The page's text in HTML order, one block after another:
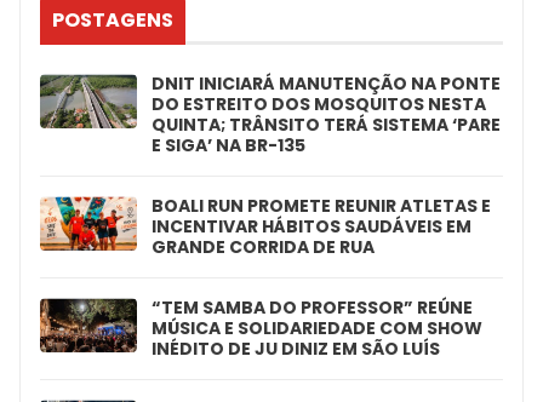
POSTAGENS
DNIT INICIARÁ MANUTENÇÃO NA PONTE
DO ESTREITO DOS MOSQUITOS NESTA
QUINTA; TRÂNSITO TERÁ SISTEMA ‘PARE
E SIGA’ NA BR-135
BOALI RUN PROMETE REUNIR ATLETAS E
INCENTIVAR HÁBITOS SAUDÁVEIS EM
GRANDE CORRIDA DE RUA
“TEM SAMBA DO PROFESSOR” REÚNE
MÚSICA E SOLIDARIEDADE COM SHOW
INÉDITO DE JU DINIZ EM SÃO LUÍS